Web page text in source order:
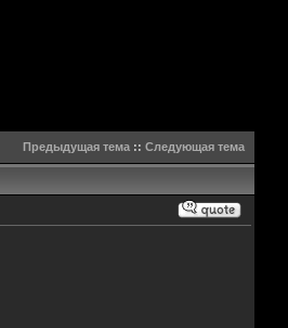
Предыдущая тема:: Следующая тема